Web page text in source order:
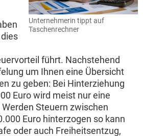
Unternehmerin tippt auf
Taschenrechner
führt. Nachstehend
um Ihnen eine Übersicht
zu geben: Bei Hinterziehung
Euro wird meist nur eine
Steuern zwischen
Euro hinterzogen so kann
oder auch Freiheitsentzug,